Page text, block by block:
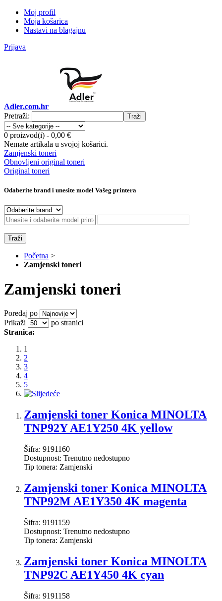
Moj profil
Moja košarica
Nastavi na blagajnu
Prijava
Adler.com.hr
Pretraži:
Traži
0 proizvod(i) - 0,00 €
Nemate artikala u svojoj košarici.
Zamjenski toneri
Obnovljeni original toneri
Original toneri
Odaberite brand i unesite model Vašeg printera
Traži
Početna >
Zamjenski toneri
Zamjenski toneri
Poredaj po
Prikaži
po stranici
Stranica:
1
2
3
4
5
Zamjenski toner Konica MINOLTA
TNP92Y AE1Y250 4K yellow
Šifra: 9191160
Dostupnost: Trenutno nedostupno
Tip tonera: Zamjenski
Zamjenski toner Konica MINOLTA
TNP92M AE1Y350 4K magenta
Šifra: 9191159
Dostupnost: Trenutno nedostupno
Tip tonera: Zamjenski
Zamjenski toner Konica MINOLTA
TNP92C AE1Y450 4K cyan
Šifra: 9191158